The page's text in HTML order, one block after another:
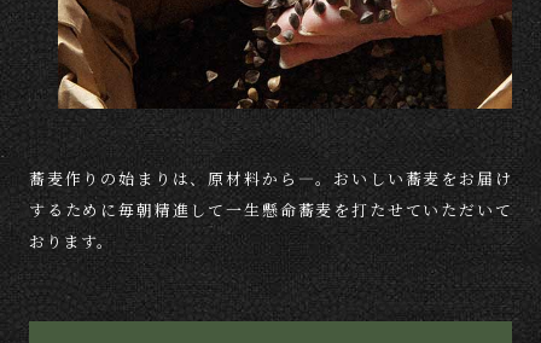
蕎麦作りの始まりは、原材料から―。おいしい蕎麦をお届け
するために毎朝精進して一生懸命蕎麦を打たせていただいて
おります。